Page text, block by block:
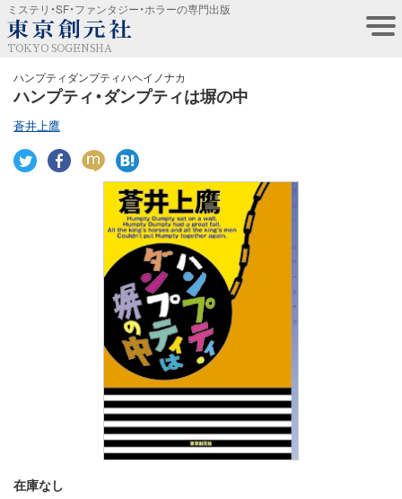
ミステリ・SF・ファンタジー・ホラーの専門出版
TOKYO SOGENSHA
ハンプティダンプティハヘイノナカ
ハンプティ・ダンプティは塀の中
蒼井上鷹
在庫なし